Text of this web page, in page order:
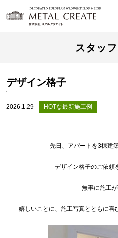
スタッ
デザイン格子
2026.1.29 HOTな最新施工例
先日、アパートを3棟建
デザイン格子のご依頼
無事に施工が
嬉しいことに、施工写真とともに喜